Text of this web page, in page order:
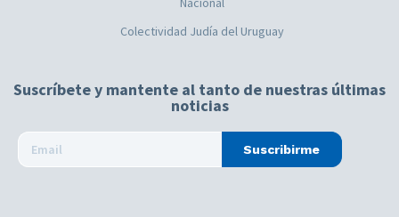
Colectividad Judía del Uruguay
Suscríbete y mantente al tanto de nuestras últimas
noticias
Suscribirme